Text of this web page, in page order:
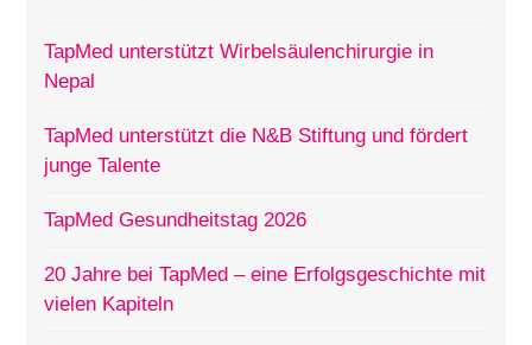
TapMed unterstützt Wirbelsäulenchirurgie in
Nepal
TapMed unterstützt die N&B Stiftung und fördert
junge Talente
TapMed Gesundheitstag 2026
20 Jahre bei TapMed – eine Erfolgsgeschichte mit
vielen Kapiteln